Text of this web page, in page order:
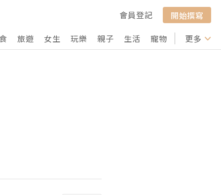
會員登記
開始撰寫
旅遊 女生 玩樂 親子 生活 寵物 行山 打卡
更多